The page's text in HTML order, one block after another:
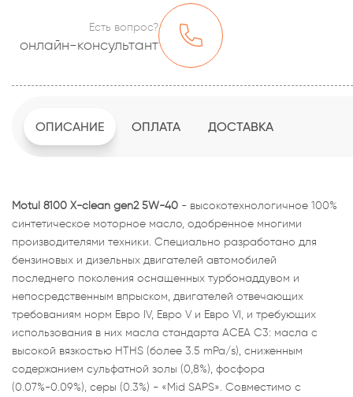
Есть вопрос?
онлайн-консультант
ОПИСАНИЕ ОПЛАТА ДОСТАВКА
Motul 8100 X-clean gen2 5W-40 - высокотехнологичное 100%
синтетическое моторное масло, одобренное многими
производителями техники. Специально разработано для
бензиновых и дизельных двигателей автомобилей
последнего поколения оснащенных турбонаддувом и
непосредственным впрыском, двигателей отвечающих
требованиям норм Евро IV, Евро V и Евро VI, и требующих
использования в них масла стандарта ACEA C3: масла с
высокой вязкостью HTHS (более 3.5 mPa/s), сниженным
содержанием сульфатной золы (0,8%), фосфора
(0.07%-0.09%), серы (0.3%) - «Mid SAPS». Совместимо с